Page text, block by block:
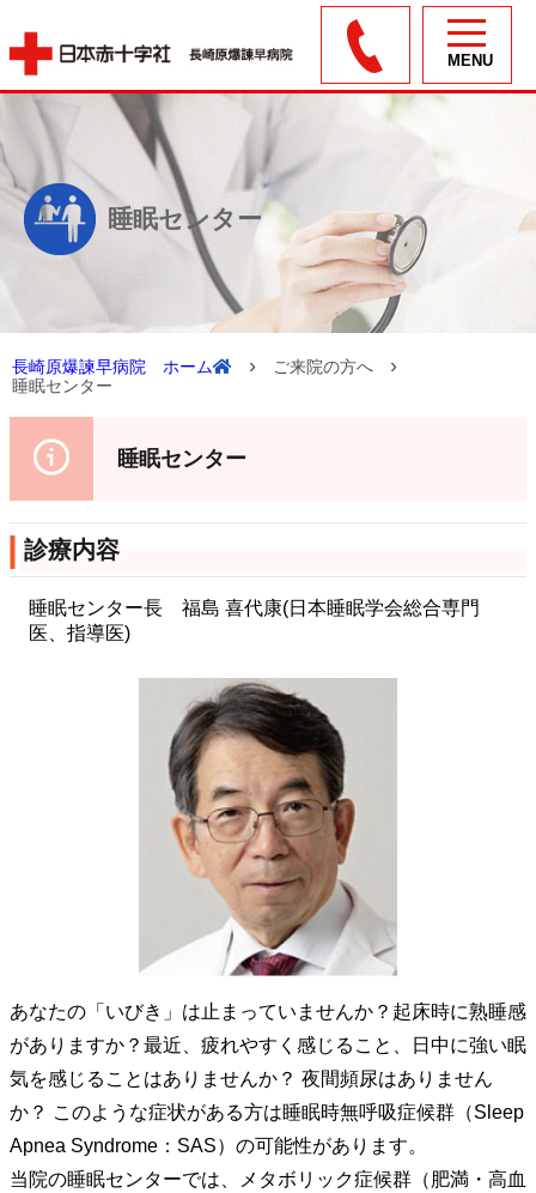
toggle
navigation
睡眠センター
長崎原爆諫早病院 ホーム › ご来院の方へ ›
睡眠センター
睡眠センター
診療内容
睡眠センター長 福島 喜代康(日本睡眠学会総合専門
医、指導医)
あなたの「いびき」は止まっていませんか？起床時に熟睡感
がありますか？最近、疲れやすく感じること、日中に強い眠
気を感じることはありませんか？ 夜間頻尿はありません
か？ このような症状がある方は睡眠時無呼吸症候群（Sleep
Apnea Syndrome：SAS）の可能性があります。
当院の睡眠センターでは、メタボリック症候群（肥満・高血